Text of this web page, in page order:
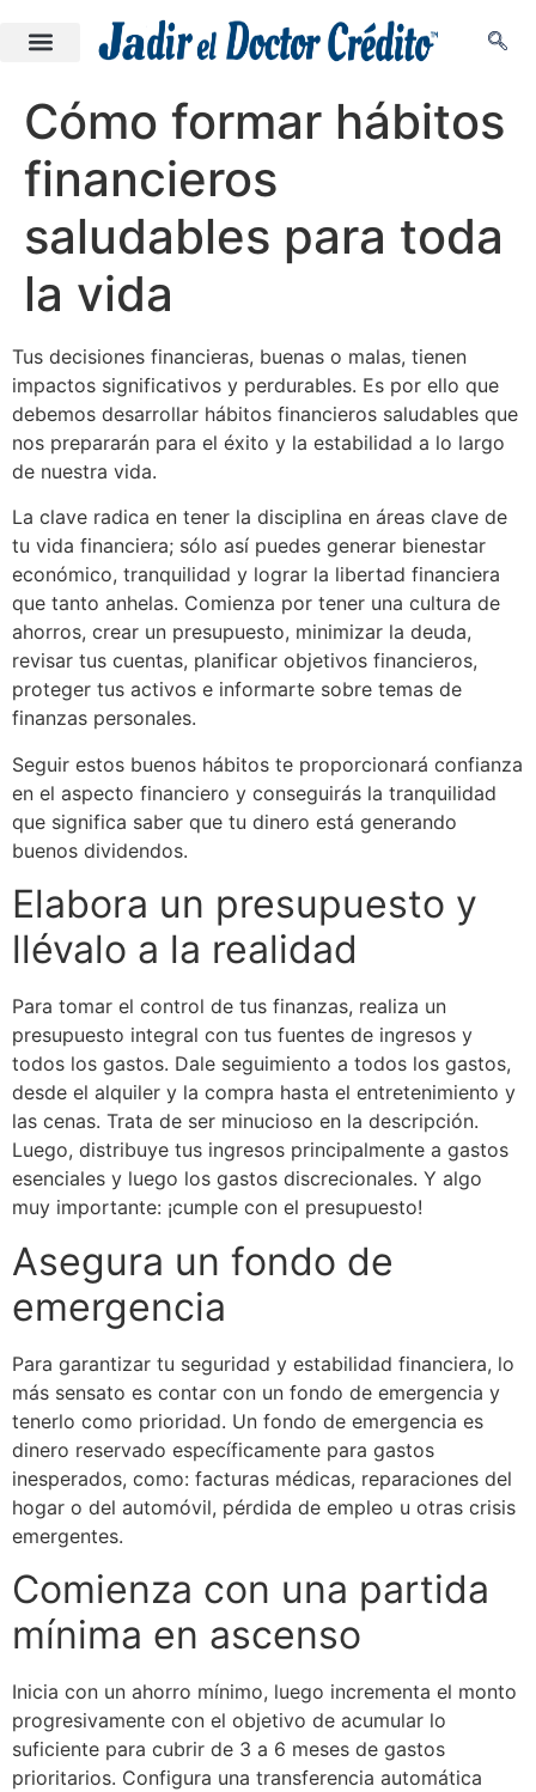
Cómo formar hábitos
financieros
saludables para toda
la vida
Tus decisiones financieras, buenas o malas, tienen
impactos significativos y perdurables. Es por ello que
debemos desarrollar hábitos financieros saludables que
nos prepararán para el éxito y la estabilidad a lo largo
de nuestra vida.
La clave radica en tener la disciplina en áreas clave de
tu vida financiera; sólo así puedes generar bienestar
económico, tranquilidad y lograr la libertad financiera
que tanto anhelas. Comienza por tener una cultura de
ahorros, crear un presupuesto, minimizar la deuda,
revisar tus cuentas, planificar objetivos financieros,
proteger tus activos e informarte sobre temas de
finanzas personales.
Seguir estos buenos hábitos te proporcionará confianza
en el aspecto financiero y conseguirás la tranquilidad
que significa saber que tu dinero está generando
buenos dividendos.
Elabora un presupuesto y
llévalo a la realidad
Para tomar el control de tus finanzas, realiza un
presupuesto integral con tus fuentes de ingresos y
todos los gastos. Dale seguimiento a todos los gastos,
desde el alquiler y la compra hasta el entretenimiento y
las cenas. Trata de ser minucioso en la descripción.
Luego, distribuye tus ingresos principalmente a gastos
esenciales y luego los gastos discrecionales. Y algo
muy importante: ¡cumple con el presupuesto!
Asegura un fondo de
emergencia
Para garantizar tu seguridad y estabilidad financiera, lo
más sensato es contar con un fondo de emergencia y
tenerlo como prioridad. Un fondo de emergencia es
dinero reservado específicamente para gastos
inesperados, como: facturas médicas, reparaciones del
hogar o del automóvil, pérdida de empleo u otras crisis
emergentes.
Comienza con una partida
mínima en ascenso
Inicia con un ahorro mínimo, luego incrementa el monto
progresivamente con el objetivo de acumular lo
suficiente para cubrir de 3 a 6 meses de gastos
prioritarios. Configura una transferencia automática